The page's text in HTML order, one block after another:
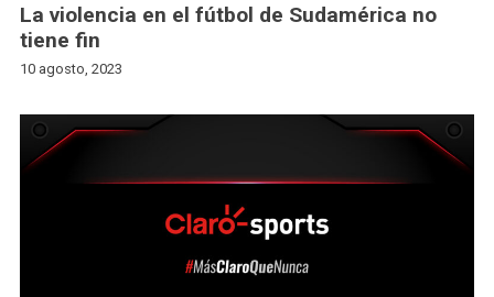
La violencia en el fútbol de Sudamérica no
tiene fin
10 agosto, 2023